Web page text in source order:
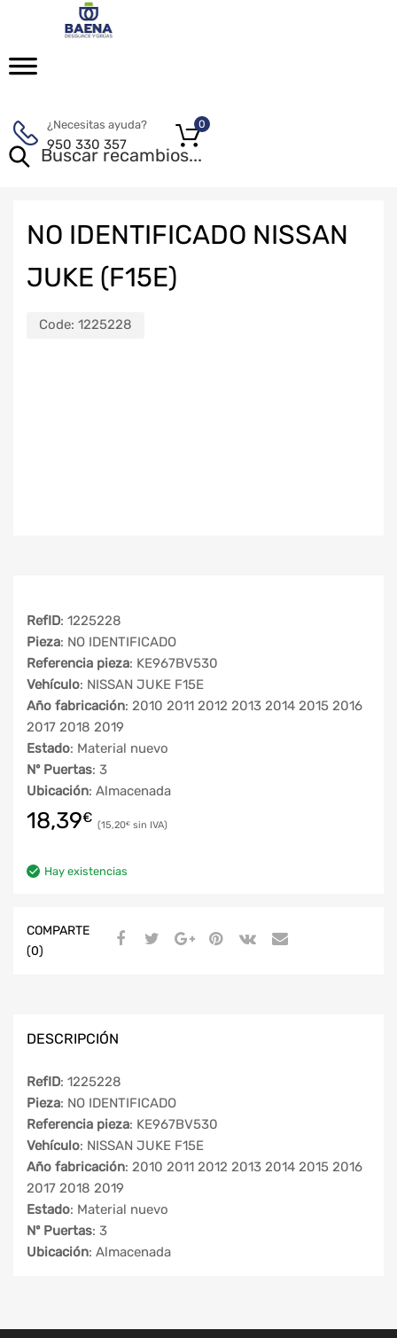
¿Necesitas ayuda?
950 330 357
0
NO IDENTIFICADO NISSAN
JUKE (F15E)
Code: 1225228
RefID: 1225228
Pieza: NO IDENTIFICADO
Referencia pieza: KE967BV530
Vehículo: NISSAN JUKE F15E
Año fabricación: 2010 2011 2012 2013 2014 2015 2016
2017 2018 2019
Estado: Material nuevo
Nº Puertas: 3
Ubicación: Almacenada
18,39€ 15,20€
Hay existencias
COMPARTE
(0)
DESCRIPCIÓN
RefID: 1225228
Pieza: NO IDENTIFICADO
Referencia pieza: KE967BV530
Vehículo: NISSAN JUKE F15E
Año fabricación: 2010 2011 2012 2013 2014 2015 2016
2017 2018 2019
Estado: Material nuevo
Nº Puertas: 3
Ubicación: Almacenada